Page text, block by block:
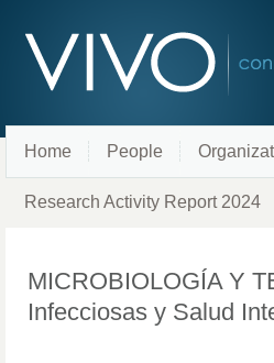
Home People
Research Activity Report 2024
MICROBIOLOGÍA Y
Infecciosas y Salud